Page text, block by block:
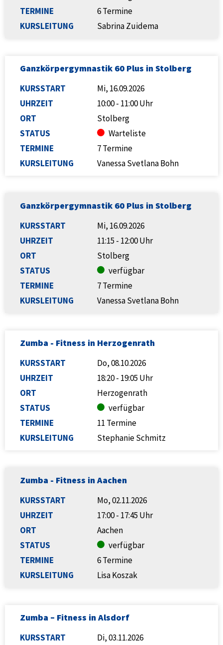
TERMINE
KURSLEITUNG
6 Termine
Sabrina Zuidema
Ganzkörpergymnastik 60 Plus in Stolberg
KURSSTART
UHRZEIT
ORT
STATUS
TERMINE
KURSLEITUNG
Mi, 16.09.2026
10:00 - 11:00 Uhr
Stolberg
Warteliste
7 Termine
Vanessa Svetlana Bohn
Ganzkörpergymnastik 60 Plus in Stolberg
KURSSTART
UHRZEIT
ORT
STATUS
TERMINE
KURSLEITUNG
Mi, 16.09.2026
11:15 - 12:00 Uhr
Stolberg
verfügbar
7 Termine
Vanessa Svetlana Bohn
Zumba - Fitness in Herzogenrath
KURSSTART
UHRZEIT
ORT
STATUS
TERMINE
KURSLEITUNG
Do, 08.10.2026
18:20 - 19:05 Uhr
Herzogenrath
verfügbar
11 Termine
Stephanie Schmitz
Zumba - Fitness in Aachen
KURSSTART
UHRZEIT
ORT
STATUS
TERMINE
KURSLEITUNG
Mo, 02.11.2026
17:00 - 17:45 Uhr
Aachen
verfügbar
6 Termine
Lisa Koszak
Zumba – Fitness in Alsdorf
KURSSTART
Di, 03.11.2026